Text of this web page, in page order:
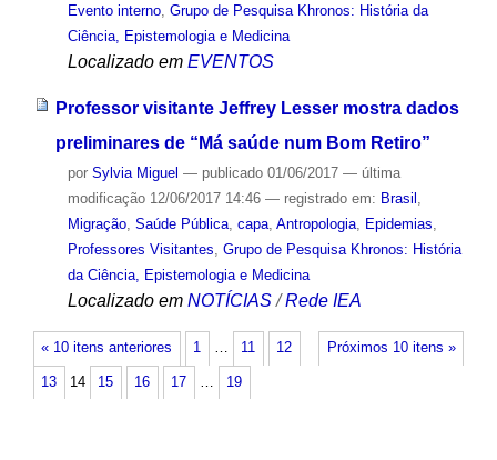
Evento interno, Grupo de Pesquisa Khronos: História da
Ciência, Epistemologia e Medicina
Localizado em EVENTOS
Professor visitante Jeffrey Lesser mostra dados
preliminares de “Má saúde num Bom Retiro”
por Sylvia Miguel — publicado01/06/2017 — última
modificação12/06/2017 14:46 — registrado em: Brasil ,
Migração, Saúde Pública, capa, Antropologia, Epidemias,
Professores Visitantes, Grupo de Pesquisa Khronos: História
da Ciência, Epistemologia e Medicina
Localizado em NOTÍCIAS /Rede IEA
« 10 itens anteriores Próximos 10 itens »
1 … 11 12
13 14 15 16 17 … 19